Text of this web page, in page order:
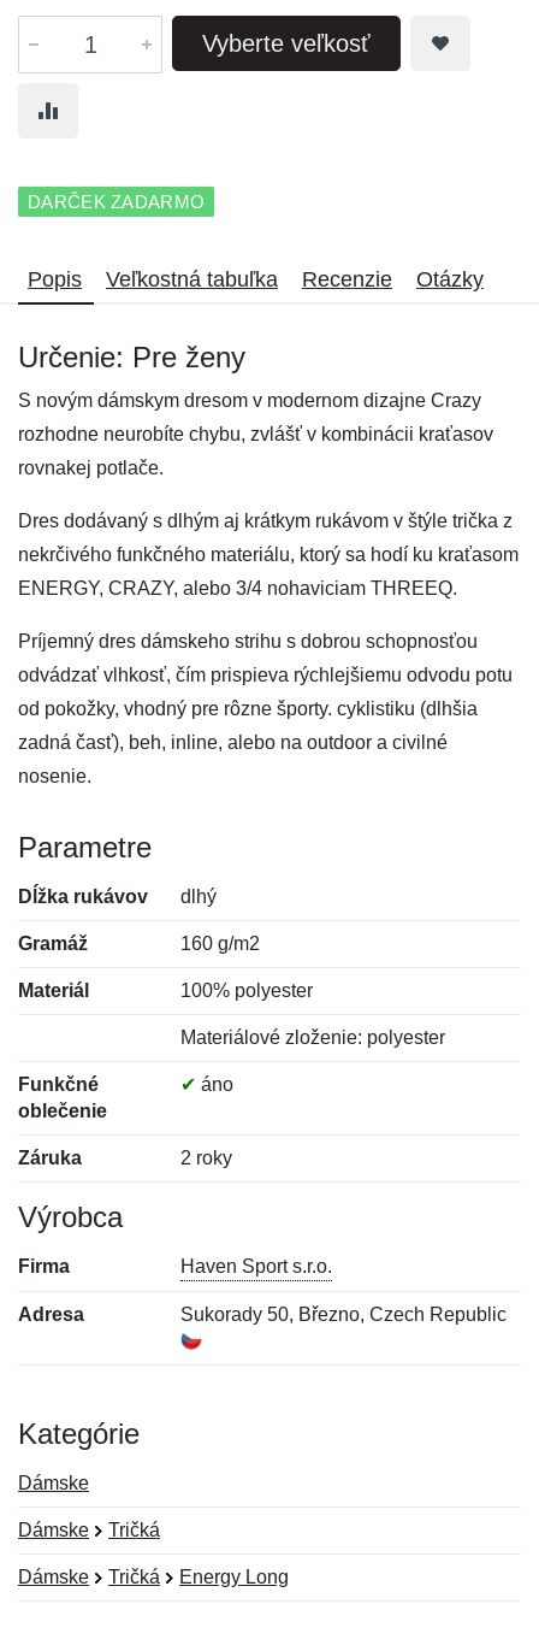
Vyberte veľkosť
DARČEK ZADARMO
Popis Veľkostná tabuľka Recenzie Otázky
Určenie: Pre ženy
S novým dámskym dresom v modernom dizajne Crazy
rozhodne neurobíte chybu, zvlášť v kombinácii kraťasov
rovnakej potlače.
Dres dodávaný s dlhým aj krátkym rukávom v štýle trička z
nekrčivého funkčného materiálu, ktorý sa hodí ku kraťasom
ENERGY, CRAZY, alebo 3/4 nohaviciam THREEQ.
Príjemný dres dámskeho strihu s dobrou schopnosťou
odvádzať vlhkosť, čím prispieva rýchlejšiemu odvodu potu
od pokožky, vhodný pre rôzne športy. cyklistiku (dlhšia
zadná časť), beh, inline, alebo na outdoor a civilné
nosenie.
Parametre
Dĺžka rukávov dlhý
Gramáž 160 g/m2
Materiál 100% polyester
Materiálové zloženie: polyester
Funkčné
oblečenie
✔ áno
Záruka 2 roky
Výrobca
Firma Haven Sport s.r.o.
Adresa Sukorady 50, Březno, Czech Republic
Kategórie
Dámske
Dámske Tričká
Dámske Tričká Energy Long